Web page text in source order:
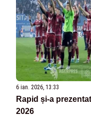
6 ian. 2026, 13:33
Rapid și-a
2026